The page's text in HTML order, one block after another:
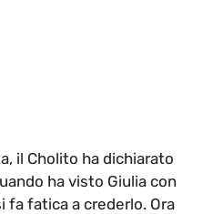
il Cholito ha dichiarato
ha visto Giulia con
fa fatica a crederlo. Ora